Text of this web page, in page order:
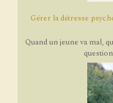
Gérer la détresse
Quand un jeune va mal,
question